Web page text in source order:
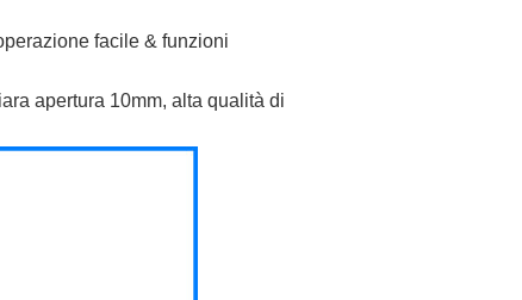
facile & funzioni
apertura 10mm, alta qualità di